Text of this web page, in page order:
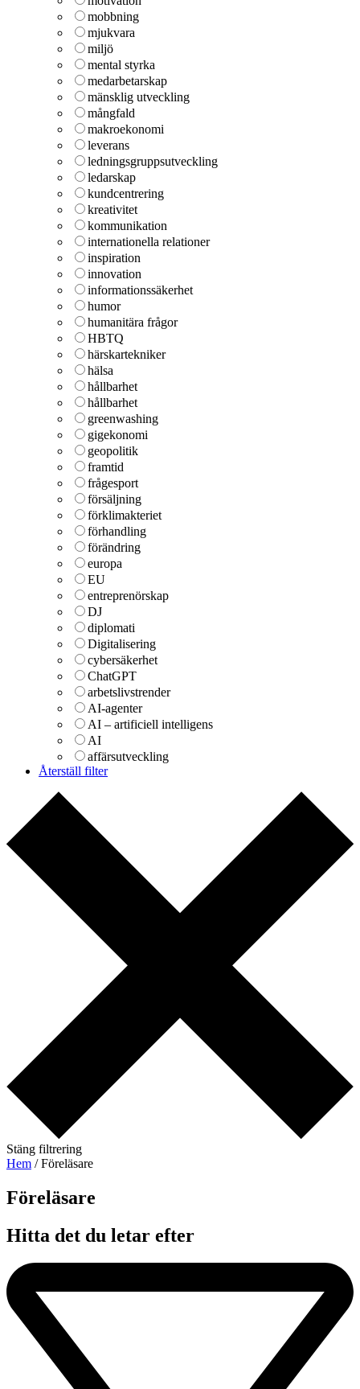
mobbning
mjukvara
miljö
mental styrka
medarbetarskap
mänsklig utveckling
mångfald
makroekonomi
leverans
ledningsgruppsutveckling
ledarskap
kundcentrering
kreativitet
kommunikation
internationella relationer
inspiration
innovation
informationssäkerhet
humor
humanitära frågor
HBTQ
härskartekniker
hälsa
hållbarhet
hållbarhet
greenwashing
gigekonomi
geopolitik
framtid
frågesport
försäljning
förklimakteriet
förhandling
förändring
europa
EU
entreprenörskap
DJ
diplomati
Digitalisering
cybersäkerhet
ChatGPT
arbetslivstrender
AI-agenter
AI – artificiell intelligens
AI
affärsutveckling
Återställ filter
Stäng filtrering
Hem / Föreläsare
Föreläsare​
Hitta det du letar efter​